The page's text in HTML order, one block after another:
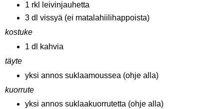
1 rkl leivinjauhetta
3 dl vissyä (ei matalahiilihappoista)
kostuke
1 dl kahvia
täyte
yksi annos suklaamoussea (ohje alla)
kuorrute
yksi annos suklaakuorrutetta (ohje alla)